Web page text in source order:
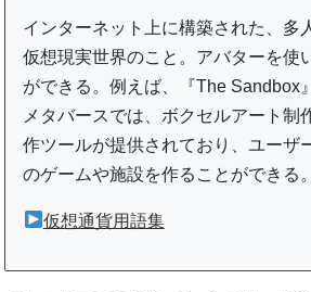
インターネット上に構築された、多
仮想現実世界のこと。アバターを使
ができる。例えば、『The Sandbox
メタバースでは、ボクセルアート制
作ツールが提供されており、ユーザ
のゲームや施設を作ることができる。
仮想通貨用語集